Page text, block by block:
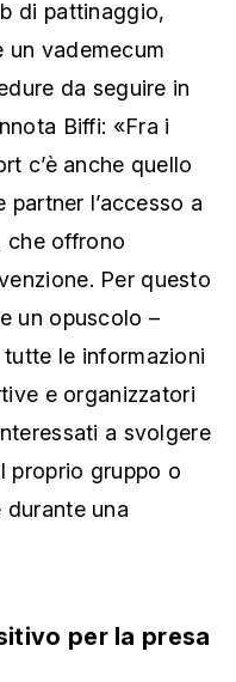
di pattinaggio,
un vademecum
da seguire in
nnota Biffi: «Fra i
c’è anche quello
l’accesso a
che offrono
Per questo
un opuscolo –
le informazioni
e organizzatori
a svolgere
proprio gruppo o
durante una
per la presa